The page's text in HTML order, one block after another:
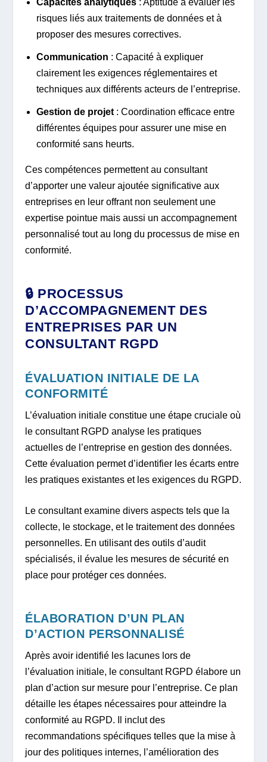
risques liés aux traitements de données et à
proposer des mesures correctives.
Communication : Capacité à expliquer
clairement les exigences réglementaires et
techniques aux différents acteurs de l’entreprise.
Gestion de projet: Coordination efficace entre
différentes équipes pour assurer une mise en
conformité sans heurts.
Ces compétences permettent au consultant
d’apporter une valeur ajoutée significative aux
entreprises en leur offrant non seulement une
expertise pointue mais aussi un accompagnement
personnalisé tout au long du processus de mise en
conformité.
🔒 PROCESSUS
D’ACCOMPAGNEMENT DES
ENTREPRISES PAR UN
CONSULTANT RGPD
ÉVALUATION INITIALE DE LA
CONFORMITÉ
L’évaluation initiale constitue une étape cruciale où
le consultant RGPD analyse les pratiques
actuelles de l’entreprise en gestion des données.
Cette évaluation permet d’identifier les écarts entre
les pratiques existantes et les exigences du RGPD.
Le consultant examine divers aspects tels que la
collecte, le stockage, et le traitement des données
personnelles. En utilisant des outils d’audit
spécialisés, il évalue les mesures de sécurité en
place pour protéger ces données.
ÉLABORATION D’UN PLAN
D’ACTION PERSONNALISÉ
Après avoir identifié les lacunes lors de
l’évaluation initiale, le consultant RGPD élabore un
plan d’action sur mesure pour l’entreprise. Ce plan
détaille les étapes nécessaires pour atteindre la
conformité au RGPD. Il inclut des
recommandations spécifiques telles que la mise à
jour des politiques internes, l’amélioration des